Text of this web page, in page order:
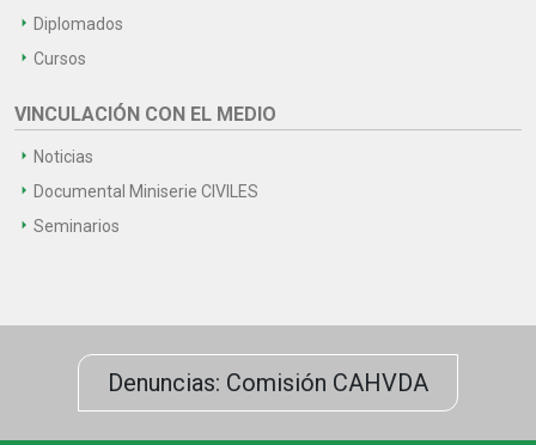
Diplomados
Cursos
VINCULACIÓN CON EL MEDIO
Noticias
Documental Miniserie CIVILES
Seminarios
Denuncias: Comisión CAHVDA